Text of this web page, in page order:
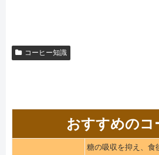
コーヒー知識
おすすめのコ
糖の吸収を抑え、食